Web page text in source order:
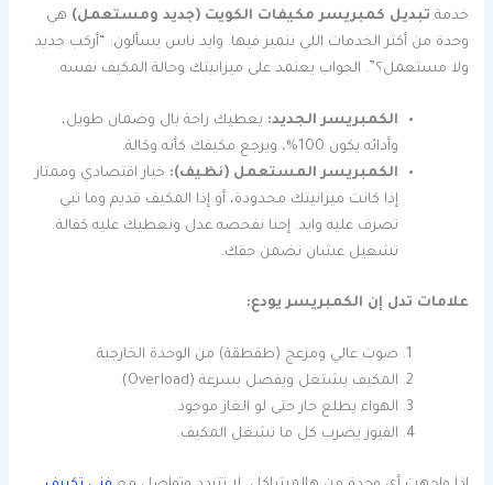
خدمة تبديل كمبريسر مكيفات الكويت (جديد ومستعمل) هي
وحدة من أكثر الخدمات اللي نتميز فيها. وايد ناس يسألون: “أركب جديد
ولا مستعمل؟”. الجواب يعتمد على ميزانيتك وحالة المكيف نفسه.
الكمبريسر الجديد: يعطيك راحة بال وضمان طويل،
وأدائه يكون 100%، ويرجع مكيفك كأنه وكالة.
الكمبريسر المستعمل (نظيف): خيار اقتصادي وممتاز
إذا كانت ميزانيتك محدودة، أو إذا المكيف قديم وما تبي
تصرف عليه وايد. إحنا نفحصه عدل ونعطيك عليه كفالة
تشغيل عشان تضمن حقك.
علامات تدل إن الكمبريسر يودع:
صوت عالي ومزعج (طقطقة) من الوحدة الخارجية.
المكيف يشتغل ويفصل بسرعة (Overload).
الهواء يطلع حار حتى لو الغاز موجود.
الفيوز يضرب كل ما تشغل المكيف.